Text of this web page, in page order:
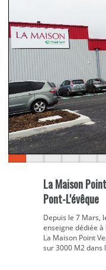
La Maison
Pont-L'évêque
Depuis le 7 Mars,
enseigne dédiée
La Maison Point
sur 3000 M2 dans